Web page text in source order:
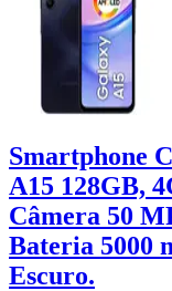
Smartphone
A15 128GB,
Câmera 50
Bateria 5000
Escuro.